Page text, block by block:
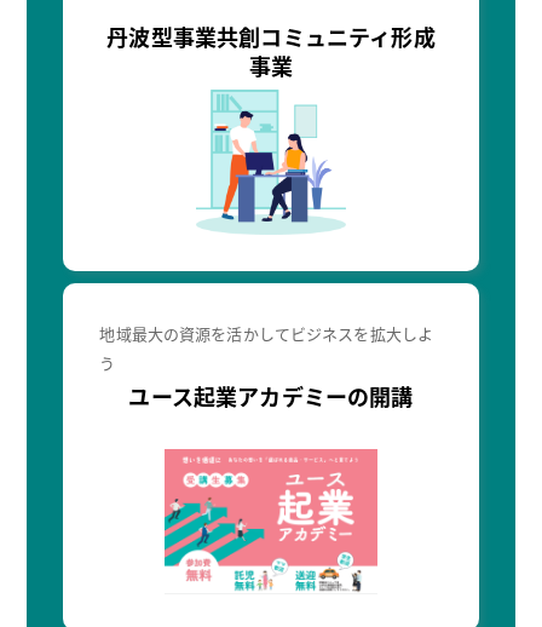
丹波型事業共創コミュニティ形成
事業
地域最大の資源を活かしてビジネスを拡大しよ
う
ユース起業アカデミーの開講